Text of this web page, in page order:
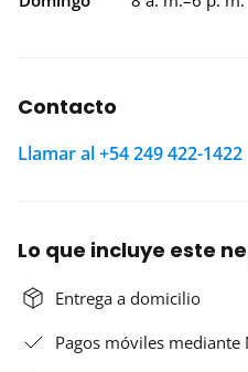
Contacto
Llamar al +54 249 422-1422
Lo que incluye este
Entrega a domicilio
Pagos móviles mediante